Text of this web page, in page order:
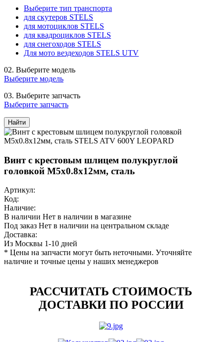
Выберите тип транспорта
для скутеров STELS
для мотоциклов STELS
для квадроциклов STELS
для снегоходов STELS
Для мото вездеходов STELS UTV
02. Выберите модель
Выберите модель
03. Выберите запчасть
Выберите запчасть
Найти
Винт с крестовым шлицем полукруглой
головкой М5х0.8х12мм, сталь
Артикул:
Код:
Наличие:
В наличии Нет в наличии в магазине
Под заказ Нет в наличии на центральном складе
Доставка:
Из Москвы 1-10 дней
* Цены на запчасти могут быть неточными. Уточняйте
наличие и точные цены у наших менеджеров
РАССЧИТАТЬ СТОИМОСТЬ
ДОСТАВКИ ПО РОССИИ